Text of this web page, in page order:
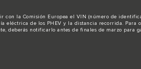
con la Comisión Europea el VIN (número de
eléctrica de los PHEV y la distancia recorrida. Para
deberás notificarlo antes de finales de marzo para